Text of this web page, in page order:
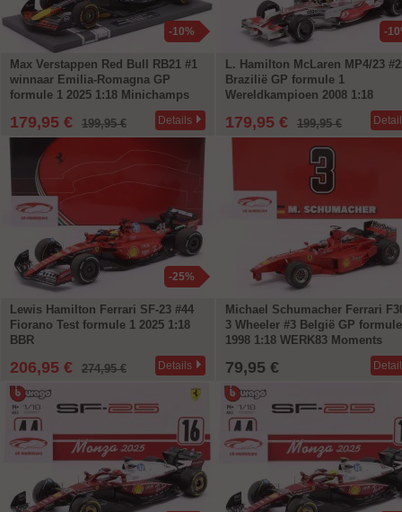
-10%
Max Verstappen Red Bull RB21 #1
winnaar Emilia-Romagna GP
formule 1 2025 1:18 Minichamps
179,95 € 199,95 € Details
-
L. Hamilton McLaren MP4/23
Brazilië GP formule 1
Wereldkampioen 2008 1:18
179,95 € 199,95 €
-25%
Lewis Hamilton Ferrari SF-23 #44
Fiorano Test formule 1 2025 1:18
BBR
206,95 € 274,95 € Details
Michael Schumacher Ferrari
3 Wheeler #3 België GP
1998 1:18 WERK83 Moments
79,95 €